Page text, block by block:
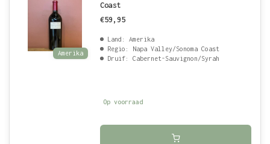
Amerika
Coast
€59,95
Land: Amerika
Regio: Napa Valley/Sonoma Coast
Druif: Cabernet-Sauvignon/Syrah
Op voorraad